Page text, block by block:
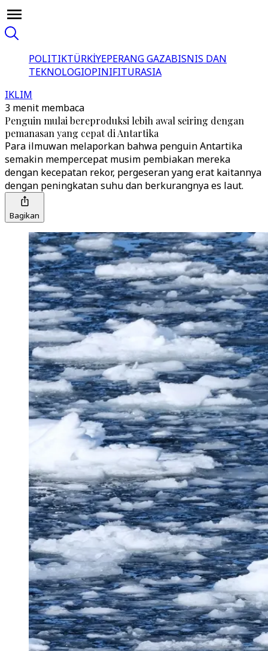
POLITIKTÜRKİYEPERANG GAZABISNIS DAN
TEKNOLOGIOPINIFITURASIA
IKLIM
3 menit membaca
Penguin mulai bereproduksi lebih awal seiring dengan
pemanasan yang cepat di Antartika
Para ilmuwan melaporkan bahwa penguin Antartika
semakin mempercepat musim pembiakan mereka
dengan kecepatan rekor, pergeseran yang erat kaitannya
dengan peningkatan suhu dan berkurangnya es laut.
Bagikan